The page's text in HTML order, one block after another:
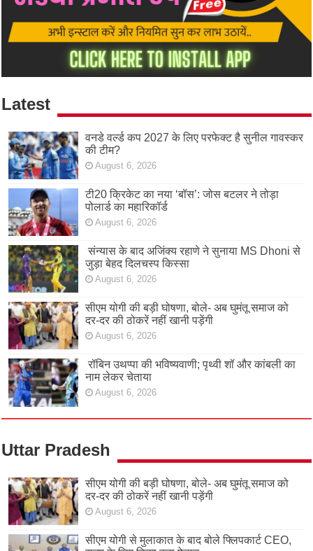
Latest
वनडे वर्ल्ड कप 2027 के लिए परफेक्ट है सुनील गावस्कर
की टीम?
August 6, 2026
टी20 क्रिकेट का नया ‘बॉस’: जोस बटलर ने तोड़ा
पोलार्ड का महारिकॉर्ड
August 6, 2026
संन्यास के बाद अजिंक्‍य रहाणे ने सुनाया MS Dhoni से
जुड़ा बेहद दिलचस्प किस्सा
August 6, 2026
सीएम योगी की बड़ी घोषणा, बोले- अब घुमंतू समाज को
दर-दर की ठोकरें नहीं खानी पड़ेंगी
August 6, 2026
रॉबिन उथप्पा की भविष्यवाणी; पृथ्वी शॉ और कांबली का
नाम लेकर चेताया
August 6, 2026
Uttar Pradesh
सीएम योगी की बड़ी घोषणा, बोले- अब घुमंतू समाज को
दर-दर की ठोकरें नहीं खानी पड़ेंगी
August 6, 2026
सीएम योगी से मुलाकात के बाद बोले फ्लिपकार्ट CEO,